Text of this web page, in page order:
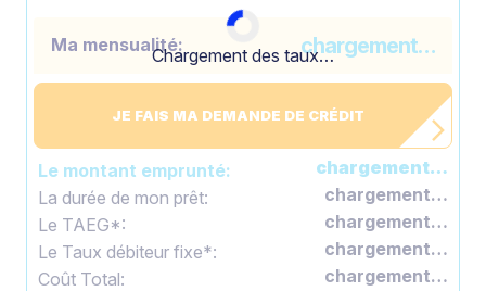
Ma mensualité: chargement…
JE FAIS MA DEMANDE DE CRÉDIT
Le montant emprunté:
chargement…
La durée de mon prêt:
chargement…
Le TAEG*:
chargement…
Le Taux débiteur fixe*:
chargement…
Coût Total:
chargement…
Chargement des taux…